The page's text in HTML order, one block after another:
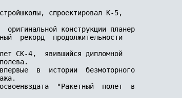
спроектировал К-5,
оригинальной конструкции планер
рекорд  продолжительности
СК-4,  явившийся дипломной
в  истории  безмоторного
"Ракетный  полет  в